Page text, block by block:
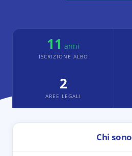
11 anni
ISCRIZIONE ALBO
2
AREE LEGALI
Chi sono